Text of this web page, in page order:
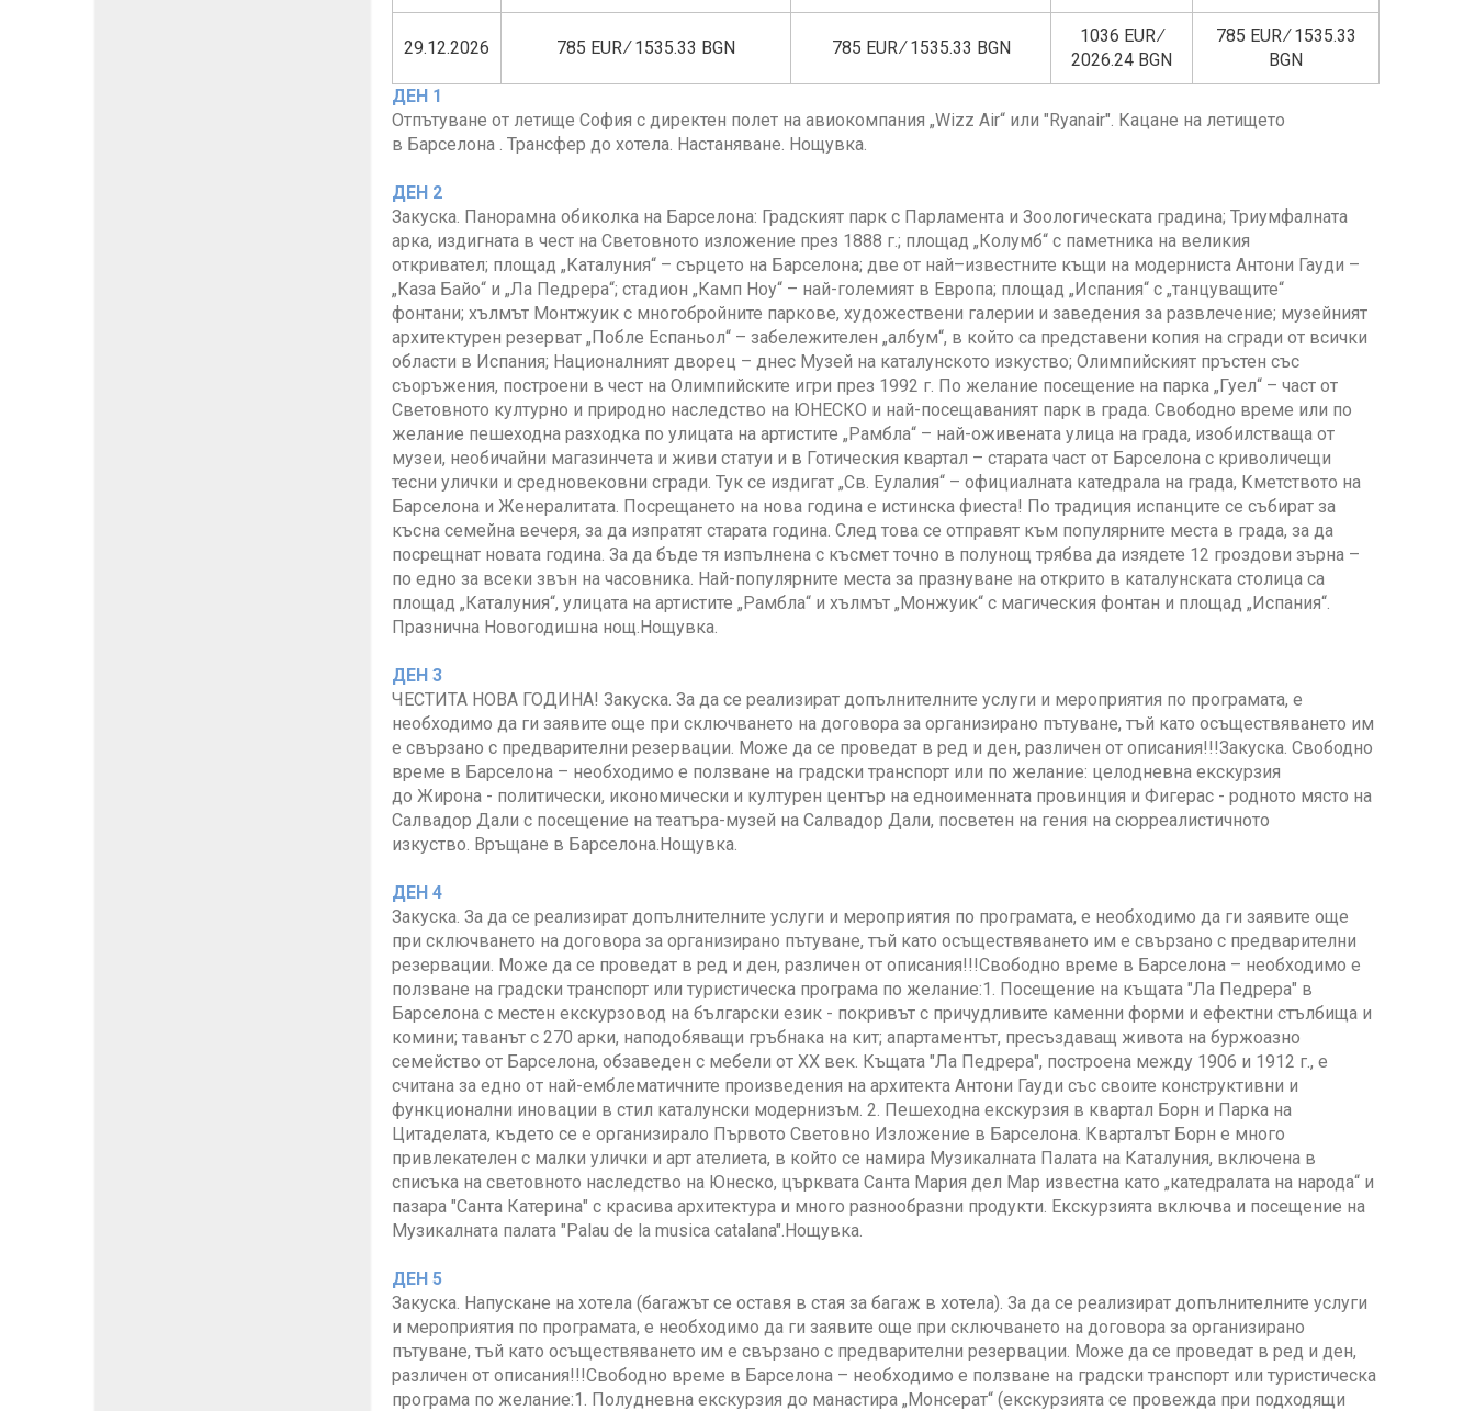
29.12.2026 785 EUR ∕ 1535.33 BGN 785 EUR ∕ 1535.33 BGN
1036 EUR ∕
2026.24 BGN
785 EUR ∕ 1535.33
BGN
ДЕН 1
Отпътуване от летище София с директен полет на авиокомпания „Wizz Air“ или "Ryanair". Кацане на летището
в Барселона . Трансфер до хотела. Настаняване. Нощувка.
ДЕН 2
Закуска. Панорамна обиколка на Барселона: Градският парк с Парламента и Зоологическата градина; Триумфалната
арка, издигната в чест на Световното изложение през 1888 г.; площад „Колумб“ с паметника на великия
откривател; площад „Каталуния“ – сърцето на Барселона; две от най–известните къщи на модерниста Антони Гауди –
„Каза Байо“ и „Ла Педрера“; стадион „Камп Ноу“ – най-големият в Европа; площад „Испания“ с „танцуващите“
фонтани; хълмът Монтжуик с многобройните паркове, художествени галерии и заведения за развлечение; музейният
архитектурен резерват „Побле Еспаньол“ – забележителен „албум“, в който са представени копия на сгради от всички
области в Испания; Националният дворец – днес Музей на каталунското изкуство; Олимпийският пръстен със
съоръжения, построени в чест на Олимпийските игри през 1992 г. По желание посещение на парка „Гуел“ – част от
Световното културно и природно наследство на ЮНЕСКО и най-посещаваният парк в града. Свободно време или по
желание пешеходна разходка по улицата на артистите „Рамбла“ – най-оживената улица на града, изобилстваща от
музеи, необичайни магазинчета и живи статуи и в Готическия квартал – старата част от Барселона с криволичещи
тесни улички и средновековни сгради. Тук се издигат „Св. Еулалия“ – официалната катедрала на града, Кметството на
Барселона и Женералитата. Посрещането на нова година е истинска фиеста! По традиция испанците се събират за
късна семейна вечеря, за да изпратят старата година. След това се отправят към популярните места в града, за да
посрещнат новата година. За да бъде тя изпълнена с късмет точно в полунощ трябва да изядете 12 гроздови зърна –
по едно за всеки звън на часовника. Най-популярните места за празнуване на открито в каталунската столица са
площад „Каталуния“, улицата на артистите „Рамбла“ и хълмът „Монжуик“ с магическия фонтан и площад „Испания“.
Празнична Новогодишна нощ.Нощувка.
ДЕН 3
ЧЕСТИТА НОВА ГОДИНА! Закуска. За да се реализират допълнителните услуги и мероприятия по програмата, е
необходимо да ги заявите още при сключването на договора за организирано пътуване, тъй като осъществяването им
е свързано с предварителни резервации. Може да се проведат в ред и ден, различен от описания!!!Закуска. Свободно
време в Барселона – необходимо е ползване на градски транспорт или по желание: целодневна екскурзия
до Жирона - политически, икономически и културен център на едноименната провинция и Фигерас - родното място на
Салвадор Дали с посещение на театъра-музей на Салвадор Дали, посветен на гения на сюрреалистичното
изкуство. Връщане в Барселона.Нощувка.
ДЕН 4
Закуска. За да се реализират допълнителните услуги и мероприятия по програмата, е необходимо да ги заявите още
при сключването на договора за организирано пътуване, тъй като осъществяването им е свързано с предварителни
резервации. Може да се проведат в ред и ден, различен от описания!!!Свободно време в Барселона – необходимо е
ползване на градски транспорт или туристическа програма по желание:1. Посещение на къщата "Ла Педрера" в
Барселона с местен екскурзовод на български език - покривът с причудливите каменни форми и ефектни стълбища и
комини; таванът с 270 арки, наподобяващи гръбнака на кит; апартаментът, пресъздаващ живота на буржоазно
семейство от Барселона, обзаведен с мебели от XX век. Къщата "Ла Педрера", построена между 1906 и 1912 г., е
считана за едно от най-емблематичните произведения на архитекта Антони Гауди със своите конструктивни и
функционални иновации в стил каталунски модернизъм. 2. Пешеходна екскурзия в квартал Борн и Парка на
Цитаделата, където се е организирало Първото Световно Изложение в Барселона. Кварталът Борн е много
привлекателен с малки улички и арт ателиета, в който се намира Музикалната Палата на Каталуния, включена в
списъка на световното наследство на Юнеско, църквата Санта Мария дел Мар известна като „катедралата на народа“ и
пазара "Санта Катерина" с красива архитектура и много разнообразни продукти. Екскурзията включва и посещение на
Музикалната палата "Palau de la musica catalana".Нощувка.
ДЕН 5
Закуска. Напускане на хотела (багажът се оставя в стая за багаж в хотела). За да се реализират допълнителните услуги
и мероприятия по програмата, е необходимо да ги заявите още при сключването на договора за организирано
пътуване, тъй като осъществяването им е свързано с предварителни резервации. Може да се проведат в ред и ден,
различен от описания!!!Свободно време в Барселона – необходимо е ползване на градски транспорт или туристическа
програма по желание:1. Полудневна екскурзия до манастира „Монсерат“ (екскурзията се провежда при подходящи